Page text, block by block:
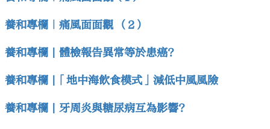
養和專欄｜痛風面面觀 （2）
養和專欄 | 體檢報告異常等於患癌?
養和專欄 |「地中海飲食模式」減低中風風險
養和專欄 | 牙周炎與糖尿病互為影響?